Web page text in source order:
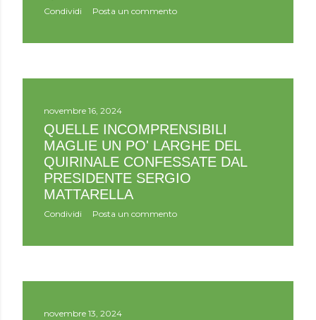
Condividi Posta un commento
novembre 16, 2024
QUELLE INCOMPRENSIBILI
MAGLIE UN PO' LARGHE DEL
QUIRINALE CONFESSATE DAL
PRESIDENTE SERGIO
MATTARELLA
Condividi Posta un commento
novembre 13, 2024